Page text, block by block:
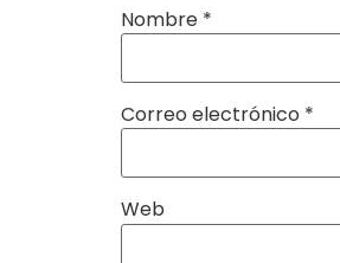
Nombre *
Correo electrónico *
Web